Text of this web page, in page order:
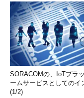
SORACOMの、IoTプラ
ームサービスとしてのイ
(1/2)